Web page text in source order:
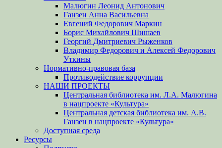
Малюгин Леонид Антонович
Ганзен Анна Васильевна
Евгений Федорович Маркин
Борис Михайлович Шишаев
Георгий Дмитриевич Рыженков
Владимир Федорович и Алексей Федорович
Уткины
Нормативно-правовая база
Противодействие коррупции
НАШИ ПРОЕКТЫ
Центральная библиотека им. Л.А. Малюгина
в нацпроекте «Культура»
Центральная детская библиотека им. А.В.
Ганзен в нацпроекте «Культура»
Доступная среда
Ресурсы